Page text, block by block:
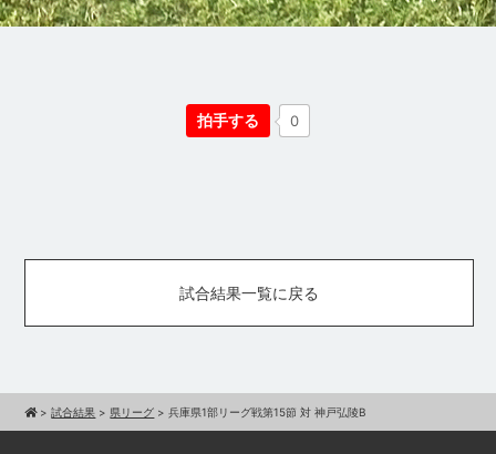
拍手する 0
試合結果一覧に戻る
>試合結果 > 県リーグ >兵庫県1部リーグ戦第15節 対 神戸弘陵B